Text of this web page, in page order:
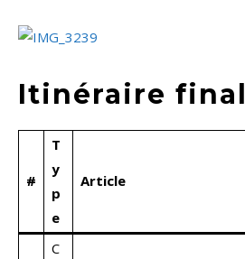
Itinéraire final
#
T
y
p
e
Article
C